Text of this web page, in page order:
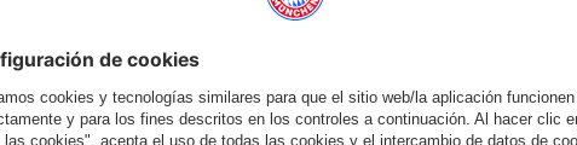
el pecho un centro de Vidal, ¡y anotó de espaldas con una media
del Darmstadt, y seis minutos antes del pitido final, Lewandowski
tanto del delantero del Bayern lo impidió poco después Mathenia